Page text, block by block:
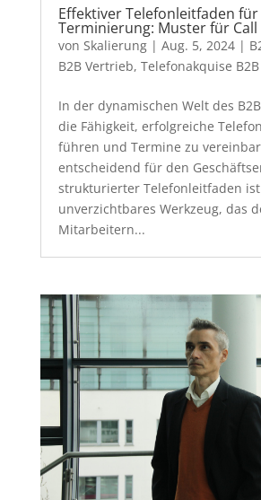
Effektiver Telefonleitfaden für
Terminierung: Muster für Call
von Skalierung| Aug. 5, 2024|
B2B Vertrieb, Telefonakquise B2B
In der dynamischen Welt des
die Fähigkeit, erfolgreiche
führen und Termine zu
entscheidend für den
strukturierter Telefonleitfaden
unverzichtbares Werkzeug, das
Mitarbeitern...